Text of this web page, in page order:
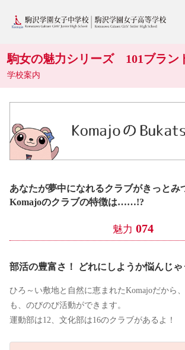
駒女の魅力シリーズ 101ブラン
学校案内
あなたが夢中になれるクラブがきっとみ
Komajoのクラブの特徴は……!?
魅力 074
部活の豊富さ！ どれにしようか悩んじゃ
ひろ～い敷地と自然に恵まれたKomajoだから
も、のびのび活動ができます。
運動部は12、文化部は16のクラブがあるよ！